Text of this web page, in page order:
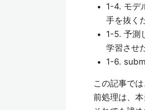
1-4. モデ
手を抜く
1-5. 予測
学習させ
1-6.
この記事で
前処理は、